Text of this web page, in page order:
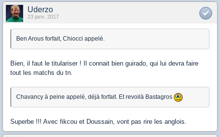
Uderzo
23 janv. 2017
Ben Arous forfait, Chiocci appelé.
Bien, il faut le titulariser ! Il connait bien guirado, qui lui devra faire
tout les matchs du tn.
Chavancy à peine appelé, déjà forfait. Et revoilà Bastagros
Superbe !!! Avec fikcou et Doussain, vont pas rire les anglois.